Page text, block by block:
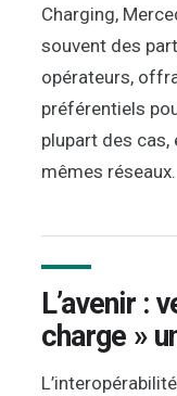
Charging,
souvent des
opérateurs,
préférentiels
plupart des
mêmes réseaux.
L’avenir :
charge »